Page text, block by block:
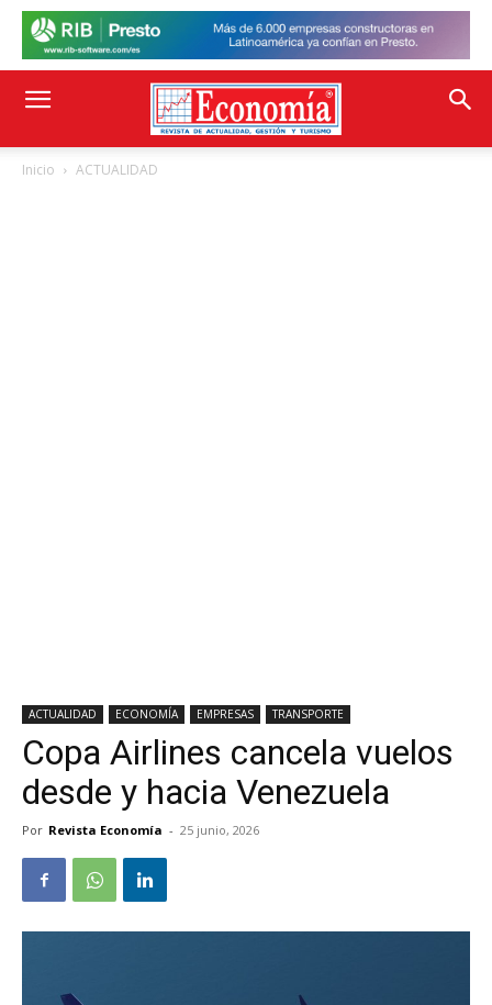
Inicio ACTUALIDAD
ACTUALIDAD ECONOMÍA EMPRESAS TRANSPORTE
Copa Airlines cancela vuelos
desde y hacia Venezuela
Por Revista Economía - 25 junio, 2026